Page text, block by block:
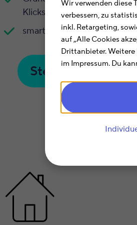
Wir verwenden diese
verbessern, zu
inkl. Retargeting,
auf „Alle Cookies
Drittanbieter.
im Impressum. Du
Klicks erstellen
smartsteuer spart Zeit,
Steuer online